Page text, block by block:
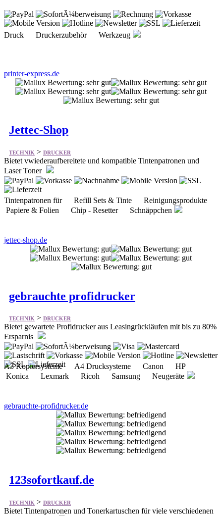
Druck Druckerzubehör Werkzeug
printer-express.de
Jettec-Shop
TECHNIK > DRUCKER
Bietet vwiederaufbereitete und kompatible Tintenpatronen und
Laser Toner
Tintenpatronen für Refill Sets & Tinte Reinigungsprodukte
Papiere & Folien Chip - Resetter Schnäppchen
jettec-shop.de
gebrauchte profidrucker
TECHNIK > DRUCKER
Bietet gewartete Profidrucker aus Leasingrückläufen mit bis zu 80%
Ersparnis
A3 Kopiersysteme A4 Drucksysteme Canon HP
Konica Lexmark Ricoh Samsung Neugeräte
gebrauchte-profidrucker.de
123sofortkauf.de
TECHNIK > DRUCKER
Bietet Tintenpatronen und Tonerkartuschen für viele verschiedenen